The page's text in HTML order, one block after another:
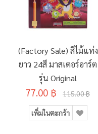
(Factory Sale) สีไม้แท่ง
ยาว 24สี มาสเตอร์อาร์ต
รุ่น Original
77.00 ฿ 115.00 ฿
เพิ่มในตะกร้า